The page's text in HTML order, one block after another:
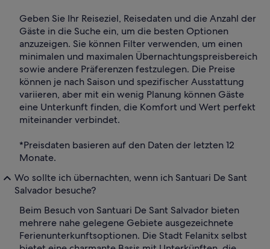
Geben Sie Ihr Reiseziel, Reisedaten und die Anzahl der
Gäste in die Suche ein, um die besten Optionen
anzuzeigen. Sie können Filter verwenden, um einen
minimalen und maximalen Übernachtungspreisbereich
sowie andere Präferenzen festzulegen. Die Preise
können je nach Saison und spezifischer Ausstattung
variieren, aber mit ein wenig Planung können Gäste
eine Unterkunft finden, die Komfort und Wert perfekt
miteinander verbindet.
*Preisdaten basieren auf den Daten der letzten 12
Monate.
Wo sollte ich übernachten, wenn ich Santuari De Sant
Salvador besuche?
Beim Besuch von Santuari De Sant Salvador bieten
mehrere nahe gelegene Gebiete ausgezeichnete
Ferienunterkunftsoptionen. Die Stadt Felanitx selbst